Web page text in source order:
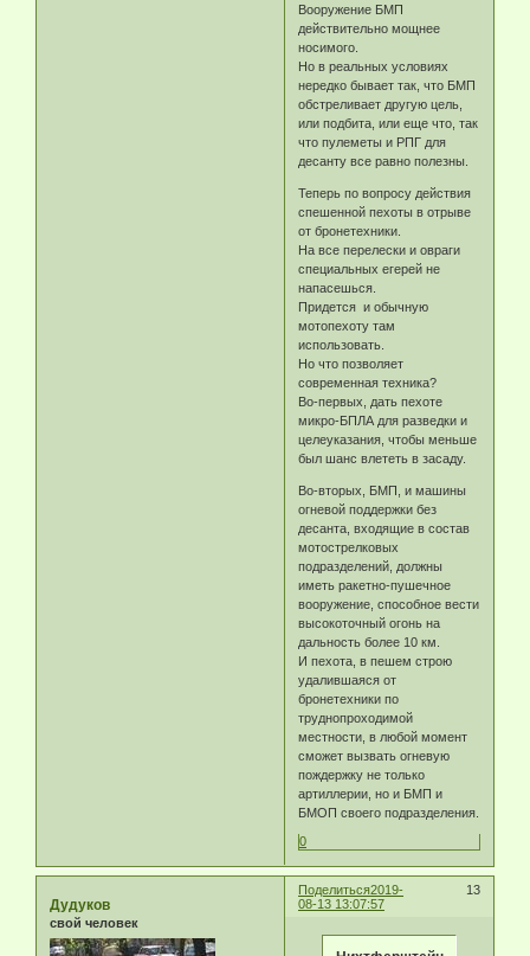
Вооружение БМП
действительно мощнее
носимого.
Но в реальных условиях
нередко бывает так, что БМП
обстреливает другую цель,
или подбита, или еще что, так
что пулеметы и РПГ для
десанту все равно полезны.
Теперь по вопросу действия
спешенной пехоты в отрыве
от бронетехники.
На все перелески и овраги
специальных егерей не
напасешься.
Придется и обычную
мотопехоту там
использовать.
Но что позволяет
современная техника?
Во-первых, дать пехоте
микро-БПЛА для разведки и
целеуказания, чтобы меньше
был шанс влететь в засаду.
Во-вторых, БМП, и машины
огневой поддержки без
десанта, входящие в состав
мотострелковых
подразделений, должны
иметь ракетно-пушечное
вооружение, способное вести
высокоточный огонь на
дальность более 10 км.
И пехота, в пешем строю
удалившаяся от
бронетехники по
труднопроходимой
местности, в любой момент
сможет вызвать огневую
пождержку не только
артиллерии, но и БМП и
БМОП своего подразделения.
0
Поделиться 13
2019-
08-13 13:07:57
Дудуков
свой человек